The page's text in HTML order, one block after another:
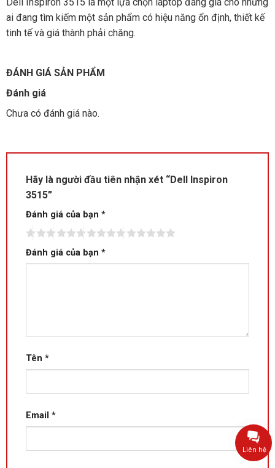
ai đang tìm kiếm một sản phẩm có hiệu năng ổn định, thiết kế
tinh tế và giá thành phải chăng.
ĐÁNH GIÁ SẢN PHẨM
Đánh giá
Chưa có đánh giá nào.
Hãy là người đầu tiên nhận xét “Dell Inspiron
3515”
Đánh giá của bạn *
Đánh giá của bạn *
Tên *
Email *
Liên hệ